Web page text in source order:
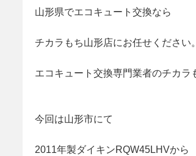
山形県でエコキュート交換なら
チカラもち山形店にお任せください
エコキュート交換専門業者のチカラ
今回は山形市にて
2011年製ダイキンRQW45LHVから